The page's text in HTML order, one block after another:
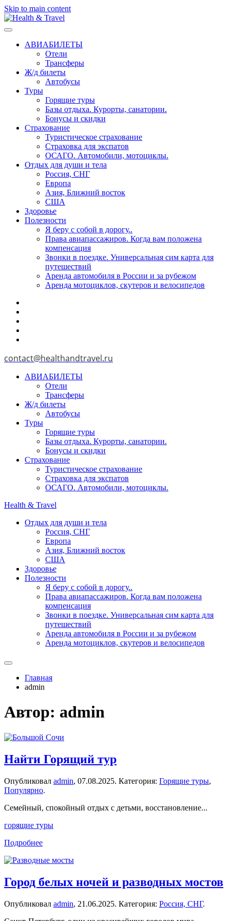
Skip to main content
АВИАБИЛЕТЫ
Отели
Трансферы
Ж/д билеты
Автобусы
Туры
Горящие туры
Базы отдыха. Курорты, санатории.
Бонусы и скидки
Страхование
Туристическое страхование
Страховка для экспатов
ОСАГО. Автомобили, мотоциклы.
Отдых для души и тела
Россия, СНГ
Европа
Азия, Ближний восток
США
Здоровье
Полезности
Я беру с собой в дорогу..
Права авиапассажиров. Когда вам положена
компенсация
Звонки в поездке. Универсальная сим карта для
путешествий
Аренда автомобиля в России и за рубежом
Аренда мотоциклов, скутеров и велосипедов
contact@healthandtravel.ru
АВИАБИЛЕТЫ
Отели
Трансферы
Ж/д билеты
Автобусы
Туры
Горящие туры
Базы отдыха. Курорты, санатории.
Бонусы и скидки
Страхование
Туристическое страхование
Страховка для экспатов
ОСАГО. Автомобили, мотоциклы.
Health & Travel
Отдых для души и тела
Россия, СНГ
Европа
Азия, Ближний восток
США
Здоровье
Полезности
Я беру с собой в дорогу..
Права авиапассажиров. Когда вам положена
компенсация
Звонки в поездке. Универсальная сим карта для
путешествий
Аренда автомобиля в России и за рубежом
Аренда мотоциклов, скутеров и велосипедов
Главная
admin
Автор: admin
Найти Горящий тур
Опубликовал admin, 07.08.2025. Категория: Горящие туры,
Популярно.
Семейный, спокойный отдых с детьми, восстановление...
горящие туры
Подробнее
Город белых ночей и разводных мостов
Опубликовал admin, 21.06.2025. Категория: Россия, СНГ.